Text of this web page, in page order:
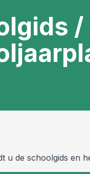
/
u de schoolgids en